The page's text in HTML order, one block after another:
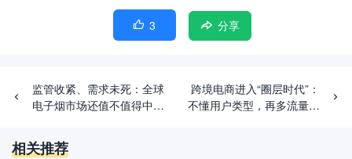
 3 分享
监管收紧、需求未死：全球
电子烟市场还值不值得中国
跨境电商进入“圈层时代”：
不懂用户类型，再多流量也
相关推荐